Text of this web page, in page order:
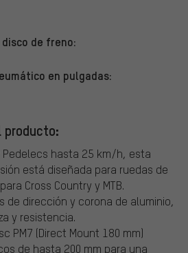
de freno:
en pulgadas:
producto:
Pedelecs hasta 25 km/h, esta
está diseñada para ruedas de
Cross Country y MTB.
de dirección y corona de aluminio,
y resistencia.
PM7 (Direct Mount 180 mm)
de hasta 200 mm para una